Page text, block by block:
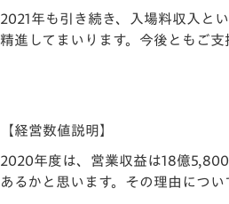
ホームタウン活動
2021年も引き続き、入場料収入と
精進してまいります。今後ともご
【経営数値説明】
2020年度は、営業収益は18億
あるかと思います。その理由につい